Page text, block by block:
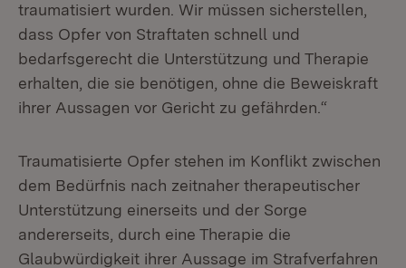
traumatisiert wurden. Wir müssen sicherstellen,
dass Opfer von Straftaten schnell und
bedarfsgerecht die Unterstützung und Therapie
erhalten, die sie benötigen, ohne die Beweiskraft
ihrer Aussagen vor Gericht zu gefährden.“
Traumatisierte Opfer stehen im Konflikt zwischen
dem Bedürfnis nach zeitnaher therapeutischer
Unterstützung einerseits und der Sorge
andererseits, durch eine Therapie die
Glaubwürdigkeit ihrer Aussage im Strafverfahren